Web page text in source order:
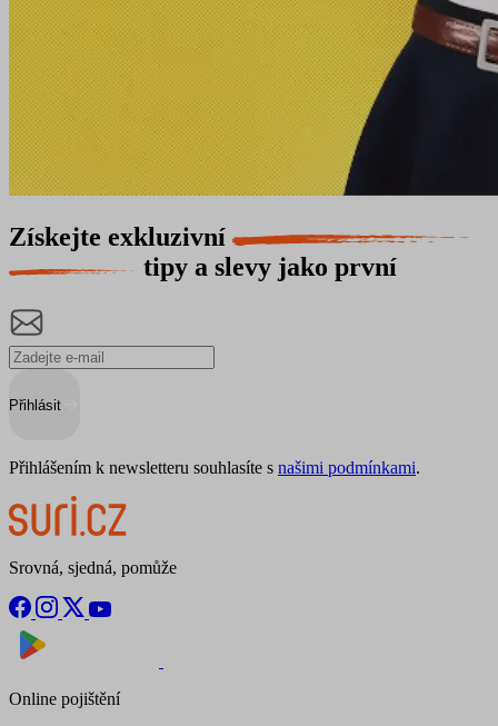
Získejte exkluzivní
tipy a slevy jako první
Přihlásit
Přihlášením k newsletteru souhlasíte s našimi podmínkami.
Srovná, sjedná, pomůže
Online pojištění